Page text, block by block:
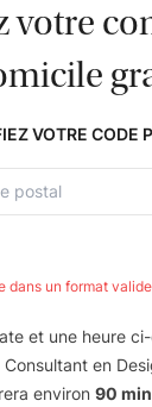
votre
VOTRE CODE
dans un format valide
et une heure
Consultant en
environ 90